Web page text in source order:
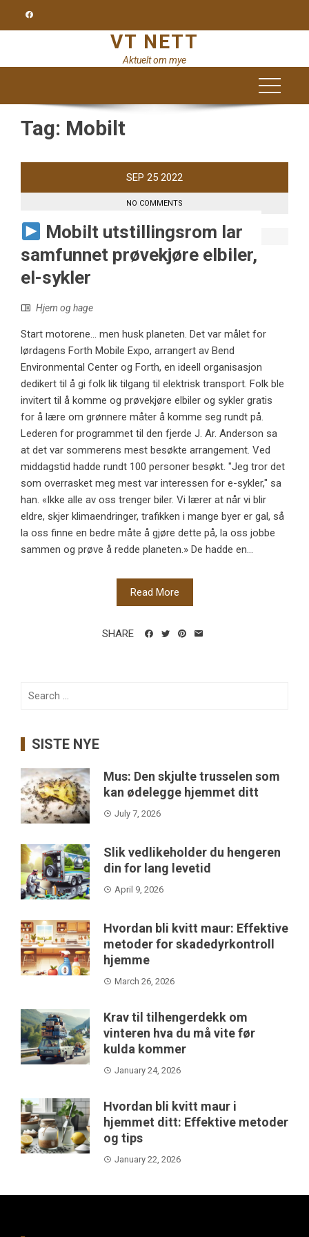
VT NETT
Aktuelt om mye
Tag: Mobilt
SEP 25 2022
NO COMMENTS
Mobilt utstillingsrom lar
samfunnet prøvekjøre elbiler,
el-sykler
Hjem og hage
Start motorene... men husk planeten. Det var målet for
lørdagens Forth Mobile Expo, arrangert av Bend
Environmental Center og Forth, en ideell organisasjon
dedikert til å gi folk lik tilgang til elektrisk transport. Folk ble
invitert til å komme og prøvekjøre elbiler og sykler gratis
for å lære om grønnere måter å komme seg rundt på.
Lederen for programmet til den fjerde J. Ar. Anderson sa
at det var sommerens mest besøkte arrangement. Ved
middagstid hadde rundt 100 personer besøkt. "Jeg tror det
som overrasket meg mest var interessen for e-sykler," sa
han. «Ikke alle av oss trenger biler. Vi lærer at når vi blir
eldre, skjer klimaendringer, trafikken i mange byer er gal, så
la oss finne en bedre måte å gjøre dette på, la oss jobbe
sammen og prøve å redde planeten.» De hadde en...
Read More
SHARE
Search
SISTE NYE
Mus: Den skjulte trusselen som
kan ødelegge hjemmet ditt
July 7, 2026
Slik vedlikeholder du hengeren
din for lang levetid
April 9, 2026
Hvordan bli kvitt maur: Effektive
metoder for skadedyrkontroll
hjemme
March 26, 2026
Krav til tilhengerdekk om
vinteren hva du må vite før
kulda kommer
January 24, 2026
Hvordan bli kvitt maur i
hjemmet ditt: Effektive metoder
og tips
January 22, 2026